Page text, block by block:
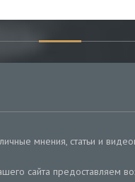
мнения, статьи и
сайта предоставляем